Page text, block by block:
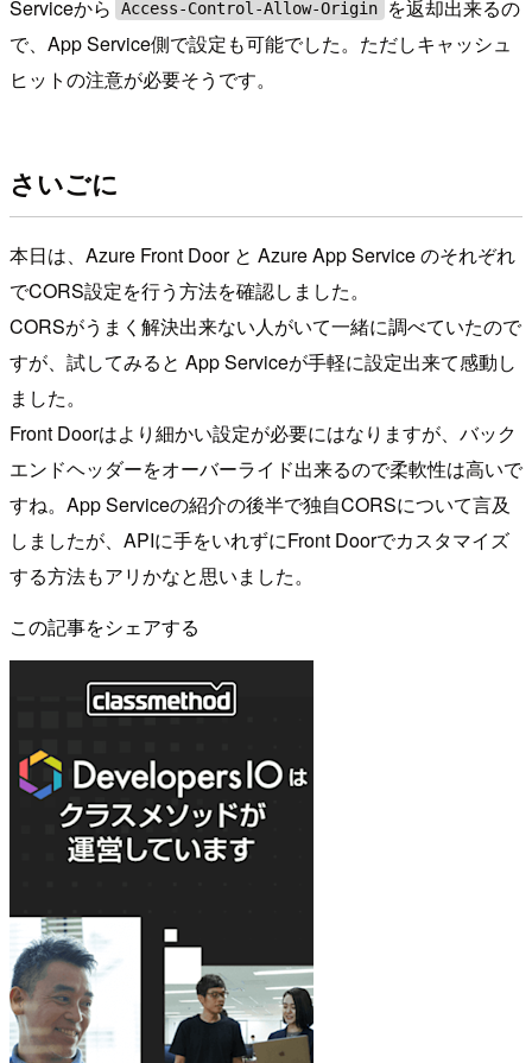
Serviceから
Access-Control-Allow-Origin
を返却出来るの
で、App Service側で設定も可能でした。ただしキャッシュ
ヒットの注意が必要そうです。
さいごに
本日は、Azure Front Door と Azure App Service のそれぞれ
でCORS設定を行う方法を確認しました。
CORSがうまく解決出来ない人がいて一緒に調べていたので
すが、試してみると App Serviceが手軽に設定出来て感動し
ました。
Front Doorはより細かい設定が必要にはなりますが、バック
エンドヘッダーをオーバーライド出来るので柔軟性は高いで
すね。App Serviceの紹介の後半で独自CORSについて言及
しましたが、APIに手をいれずにFront Doorでカスタマイズ
する方法もアリかなと思いました。
この記事をシェアする